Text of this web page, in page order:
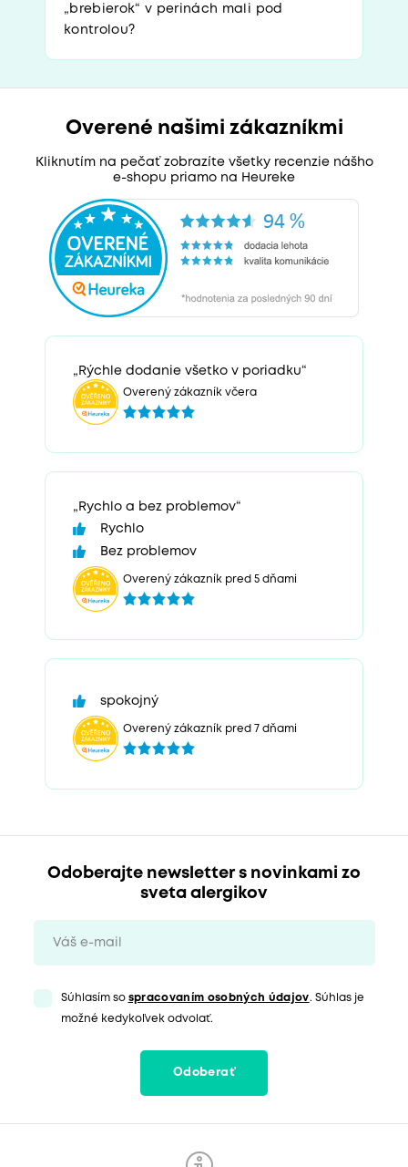
„brebierok“ v perinách mali pod
kontrolou?
Overené našimi zákazníkmi
Kliknutím na pečať zobrazíte všetky recenzie nášho
e-shopu priamo na Heureke
„Rýchle dodanie všetko v poriadku“
Overený zákazník včera
„Rychlo a bez problemov“
Rychlo
Bez problemov
Overený zákazník pred 5 dňami
spokojný
Overený zákazník pred 7 dňami
Odoberajte newsletter s novinkami zo
sveta alergikov
Súhlasím so spracovaním osobných údajov. Súhlas je
možné kedykoľvek odvolať.
Odoberať